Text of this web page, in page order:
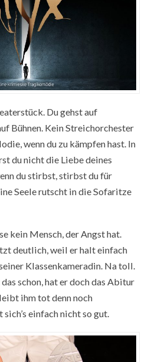
Du gehst auf
Bühnen. Kein Streichorchester
wenn du zu kämpfen hast. In
du nicht die Liebe deines
du stirbst, stirbst du für
Seele rutscht in die Sofaritze
kein Mensch, der Angst hat.
deutlich, weil er halt einfach
Klassenkameradin. Na toll.
schon, hat er doch das Abitur
ihm tot denn noch
einfach nicht so gut.